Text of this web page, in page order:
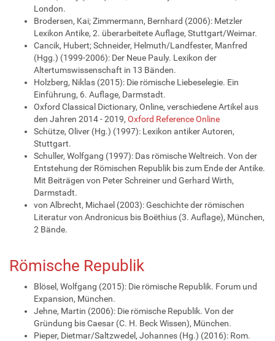
London.
Brodersen, Kai; Zimmermann, Bernhard (2006): Metzler
Lexikon Antike, 2. überarbeitete Auflage, Stuttgart/Weimar.
Cancik, Hubert; Schneider, Helmuth/Landfester, Manfred
(Hgg.) (1999-2006): Der Neue Pauly. Lexikon der
Altertumswissenschaft in 13 Bänden.
Holzberg, Niklas (2015): Die römische Liebeselegie. Ein
Einführung, 6. Auflage, Darmstadt.
Oxford Classical Dictionary, Online, verschiedene Artikel aus
den Jahren 2014 - 2019, Oxford Reference Online
Schütze, Oliver (Hg.) (1997): Lexikon antiker Autoren,
Stuttgart.
Schuller, Wolfgang (1997): Das römische Weltreich. Von der
Entstehung der Römischen Republik bis zum Ende der Antike.
Mit Beiträgen von Peter Schreiner und Gerhard Wirth,
Darmstadt.
von Albrecht, Michael (2003): Geschichte der römischen
Literatur von Andronicus bis Boëthius (3. Auflage), München,
2 Bände.
Römische Republik
Blösel, Wolfgang (2015): Die römische Republik. Forum und
Expansion, München.
Jehne, Martin (2006): Die römische Republik. Von der
Gründung bis Caesar (C. H. Beck Wissen), München.
Pieper, Dietmar/Saltzwedel, Johannes (Hg.) (2016): Rom.